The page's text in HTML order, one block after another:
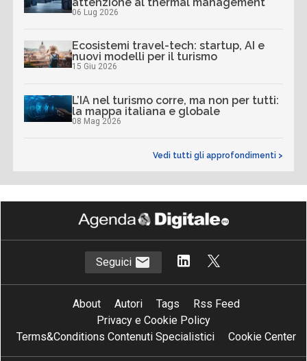
06 Lug 2026
Ecosistemi travel-tech: startup, AI e
nuovi modelli per il turismo
15 Giu 2026
L’IA nel turismo corre, ma non per tutti:
la mappa italiana e globale
08 Mag 2026
Vedi tutti gli approfondimenti >
Seguici
About Autori Tags
Rss Feed
Privacy e Cookie Policy
Terms&Conditions Contenuti Specialistici
Cookie Center